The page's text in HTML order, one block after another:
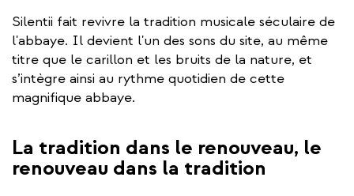
Silentii fait revivre la tradition musicale séculaire de
l'abbaye. Il devient l'un des sons du site, au même
titre que le carillon et les bruits de la nature, et
s’intègre ainsi au rythme quotidien de cette
magnifique abbaye.
La tradition dans le renouveau, le
renouveau dans la tradition